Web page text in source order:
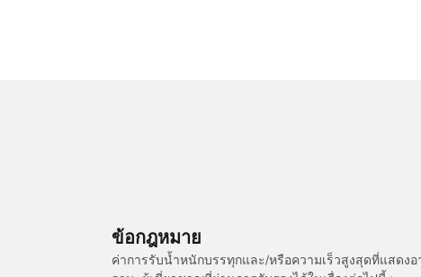
ข้อกฎหมาย
ค่าการรับน้ำหนักบรรทุกและ/หรือความเร็วสูงสุดที่แสด